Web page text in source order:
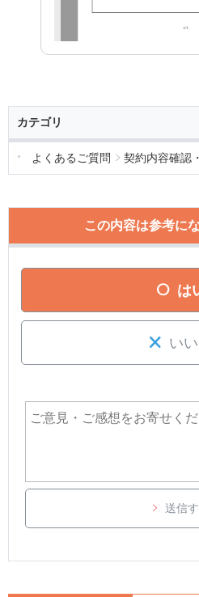
カテゴリ
よくあるご質問 契約内容確認
この内容は参考に
は
いい
送信